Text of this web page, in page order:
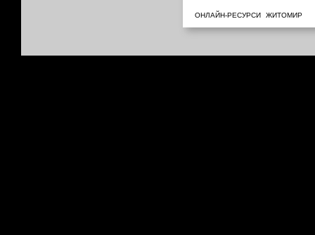
ОНЛАЙН-РЕСУРСИ ЖИТОМИР